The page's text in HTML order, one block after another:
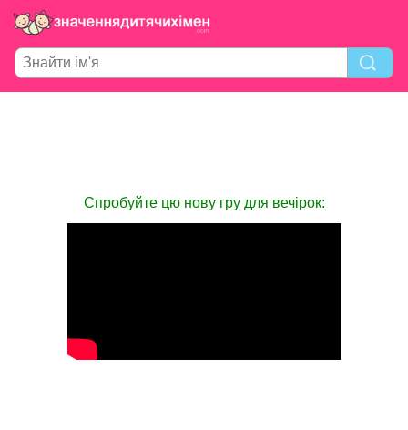
Спробуйте цю нову гру для вечірок: